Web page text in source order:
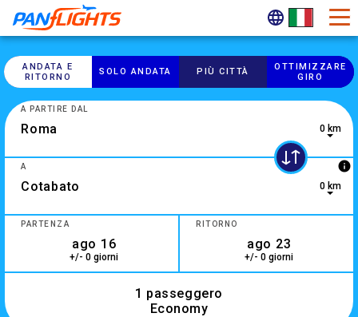
ANDATA E
RITORNO
SOLO ANDATA PIÙ CITTÀ
OTTIMIZZARE
GIRO
A PARTIRE DAL
0 km
2 results are available, use up and down arrow keys to
A info
0 km
PARTENZA
+/- 0 giorni
RITORNO
+/- 0 giorni
1 passeggero
Economy